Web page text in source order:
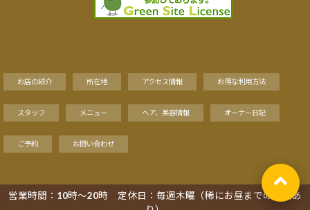
営業時間：10時～20時 定休日：毎週木曜（稀にお昼までの営業あ
お店の紹介 所在地 アクセス情報 お得な利用方法
スタッフ メニュー ヘア、美容情報 オーナー日記
ご予約 お問い合わせ
Copyright©